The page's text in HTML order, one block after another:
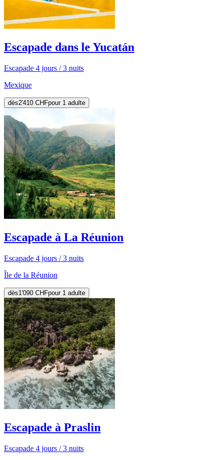
Escapade dans le Yucatán
Escapade 4 jours / 3 nuits
Mexique
dès2'410 CHFpour 1 adulte
Escapade à La Réunion
Escapade 4 jours / 3 nuits
Île de la Réunion
dès1'090 CHFpour 1 adulte
Escapade à Praslin
Escapade 4 jours / 3 nuits